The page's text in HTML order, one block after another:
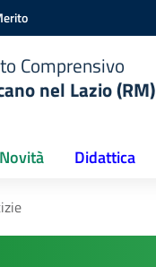
Comprensivo
nel Lazio (RM)
Novità Didattica